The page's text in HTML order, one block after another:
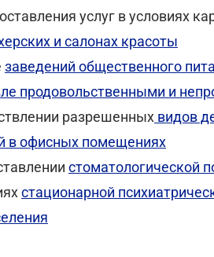
услуг в условиях
и салонах красоты
заведений общественного
продовольственными и
разрешенных видов
в офисных помещениях
стоматологической
стационарной